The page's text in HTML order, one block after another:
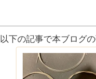
以下の記事で本ブログ